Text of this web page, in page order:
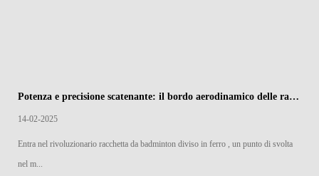
Potenza e precisione scatenante: il bordo aerodinamico delle racchette di badminton divise in ferro
14-02-2025
Entra nel rivoluzionario racchetta da badminton diviso in ferro , un punto di svolta
nel m...